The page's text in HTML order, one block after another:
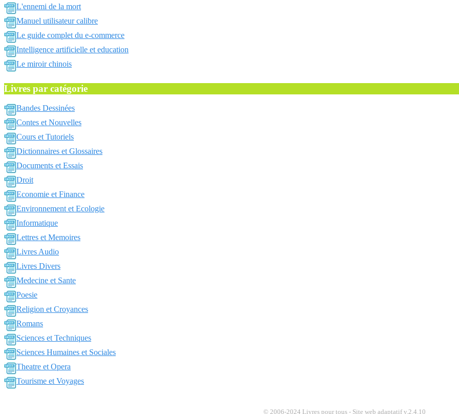
L'ennemi de la mort
Manuel utilisateur calibre
Le guide complet du e-commerce
Intelligence artificielle et education
Le miroir chinois
Livres par catégorie
Bandes Dessinées
Contes et Nouvelles
Cours et Tutoriels
Dictionnaires et Glossaires
Documents et Essais
Droit
Economie et Finance
Environnement et Ecologie
Informatique
Lettres et Memoires
Livres Audio
Livres Divers
Medecine et Sante
Poesie
Religion et Croyances
Romans
Sciences et Techniques
Sciences Humaines et Sociales
Theatre et Opera
Tourisme et Voyages
© 2006-2024 Livres pour tous - Site web adaptatif v.2.4.10